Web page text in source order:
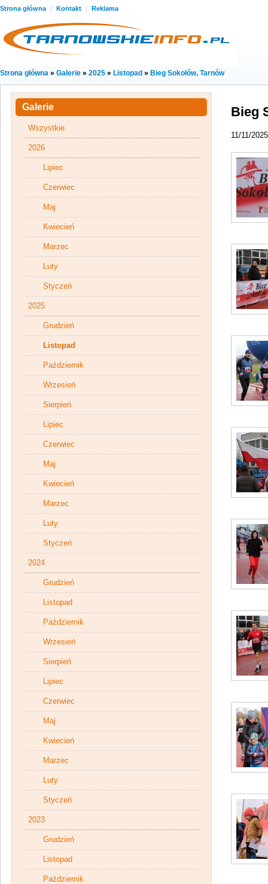
Strona główna | Kontakt | Reklama
Strona główna » Galerie » 2025 » Listopad » Bieg Sokołów, Tarnów
Bieg
11/11/2025
Galerie
Wszystkie
2026
Lipiec
Czerwiec
Maj
Kwiecień
Marzec
Luty
Styczeń
2025
Grudzień
Listopad
Październik
Wrzesień
Sierpień
Lipiec
Czerwiec
Maj
Kwiecień
Marzec
Luty
Styczeń
2024
Grudzień
Listopad
Październik
Wrzesień
Sierpień
Lipiec
Czerwiec
Maj
Kwiecień
Marzec
Luty
Styczeń
2023
Grudzień
Listopad
Październik